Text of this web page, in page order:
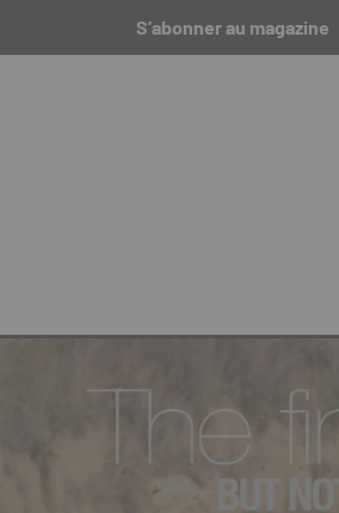
S’abonner au magazine